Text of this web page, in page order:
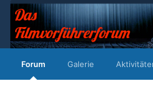
Forum Galerie